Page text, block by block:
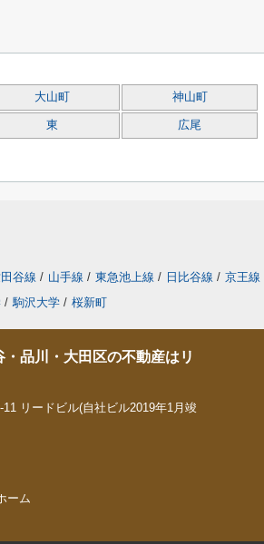
大山町 神山町
東 広尾
谷線 / 山手線 / 東急池上線 / 日比谷線 / 京王線
/ 駒沢大学 / 桜新町
・品川・大田区の不動産はリ
リードビル(自社ビル2019年1月竣
ーム